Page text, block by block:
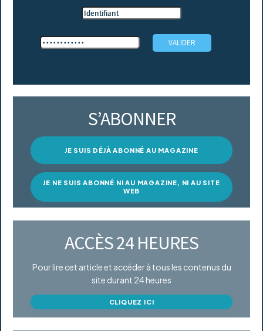
S’ABONNER
JE SUIS DÉJÀ ABONNÉ AU MAGAZINE
JE NE SUIS ABONNÉ NI AU MAGAZINE, NI AU SITE
WEB
ACCÈS 24 HEURES
Pour lire cet article et accéder à tous les contenus du
site durant 24 heures
CLIQUEZ ICI